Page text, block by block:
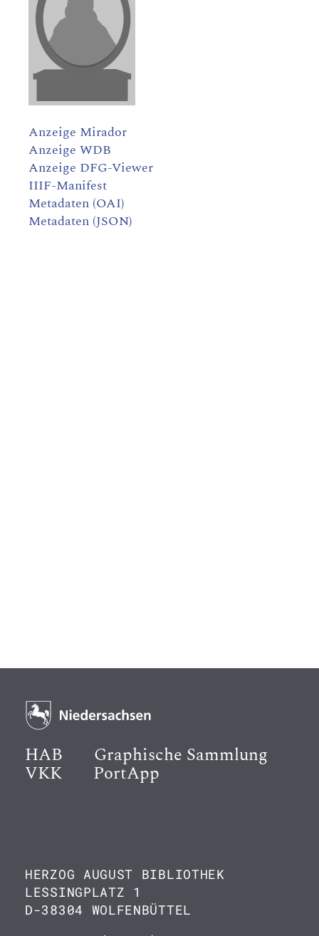
Anzeige Mirador
Anzeige WDB
Anzeige DFG-Viewer
IIIF-Manifest
Metadaten (OAI)
Metadaten (JSON)
HAB Graphische Sammlung
VKK PortApp
HERZOG AUGUST BIBLIOTHEK
LESSINGPLATZ 1
D-38304 WOLFENBÜTTEL